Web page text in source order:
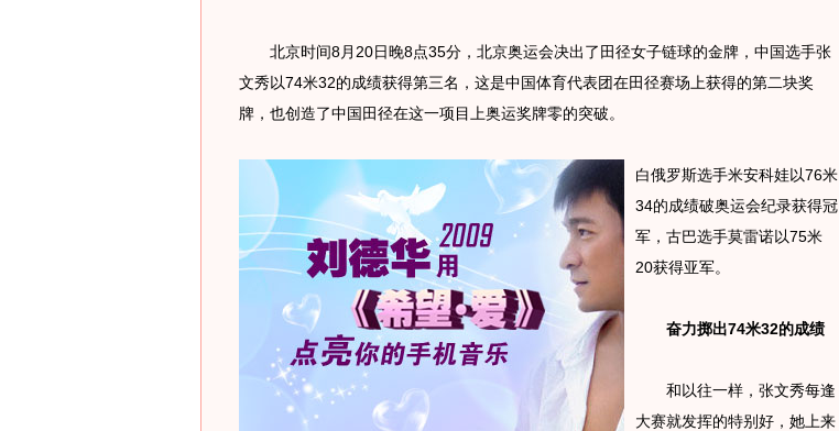
北京时间8月20日晚8点35分，北京奥运会决出了田径女子链球的金牌，中国选手张
文秀以74米32的成绩获得第三名，这是中国体育代表团在田径赛场上获得的第二块奖
牌，也创造了中国田径在这一项目上奥运奖牌零的突破。
白俄罗斯选手米安科娃以76米
34的成绩破奥运会纪录获得冠
军，古巴选手莫雷诺以75米
20获得亚军。
奋力掷出74米32的成绩
和以往一样，张文秀每逢
大赛就发挥的特别好，她上来